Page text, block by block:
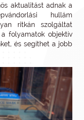
aktualitást adnak a
hullám
ritkán szolgáltat
folyamatok objektív
és segíthet a jobb